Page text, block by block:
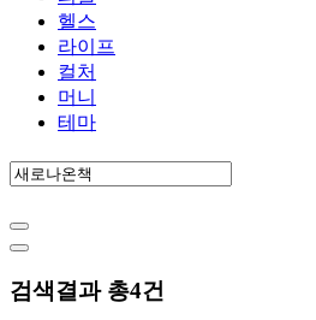
헬스
라이프
컬처
머니
테마
검색결과 총4건